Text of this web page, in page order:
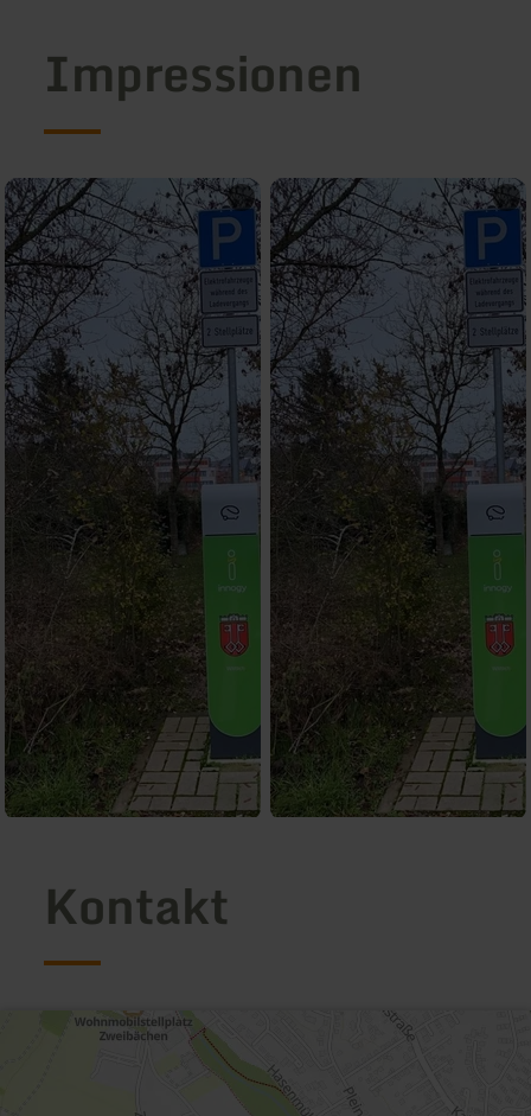
Impressionen
Kontakt